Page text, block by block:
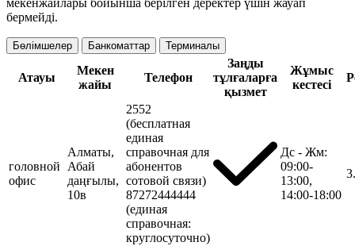
мекенжайлары бойынша берілген деректер үшін жауап
бермейді.
Бөлімшелер Банкоматтар Терминалы
Атауы
Мекен
жайы
Телефон
Заңды
тұлғаларға
қызмет
Жұмыс
кестесі
головной
офис
Алматы,
Абай
даңғылы,
10в
2552
(бесплатная
единая
справочная для
абонентов
сотовой связи)
87272444444
(единая
справочная:
круглосуточно)
Дс - Жм:
09:00-
13:00,
14:00-18:00